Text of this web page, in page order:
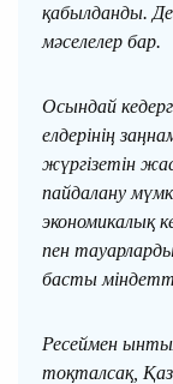
қабылданды.
мәселелер бар.
Осындай
елдерінің
жүргізетін
пайдалану
экономикалық
пен
басты
Ресеймен
тоқталсақ,